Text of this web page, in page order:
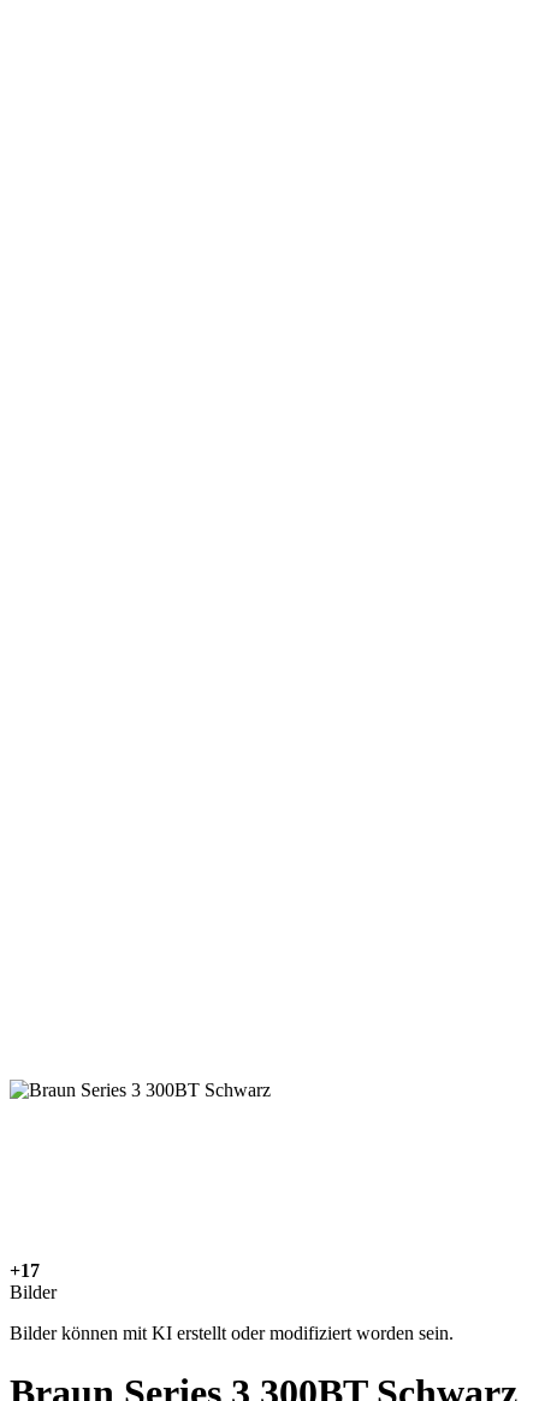
+17
Bilder
Bilder können mit KI erstellt oder modifiziert worden sein.
Braun Series 3 300BT Schwarz